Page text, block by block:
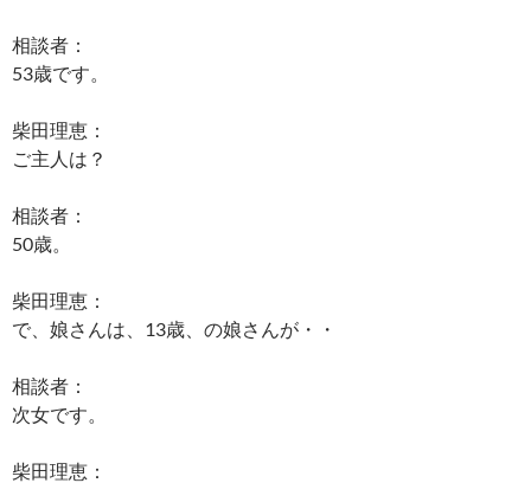
相談者：
53歳です。
柴田理恵：
ご主人は？
相談者：
50歳。
柴田理恵：
で、娘さんは、13歳、の娘さんが・・
相談者：
次女です。
柴田理恵：